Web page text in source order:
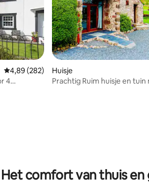
Gemiddelde beoordeling van 4,89 op 5,
4,89 (282)
4
Huisje
Prachtig Ruim huisje en tuin
Het comfort van thuis